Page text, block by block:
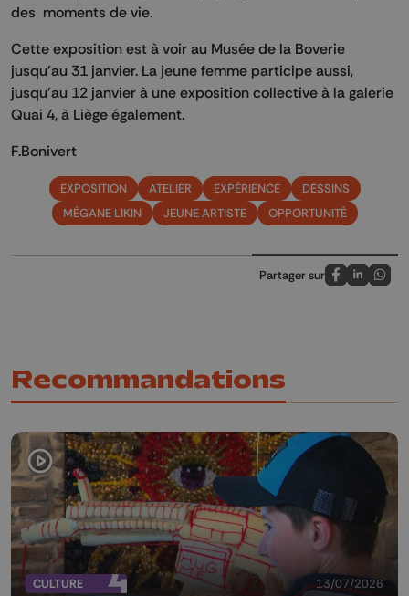
des moments de vie.
Cette exposition est à voir au Musée de la Boverie
jusqu’au 31 janvier. La jeune femme participe aussi,
jusqu’au 12 janvier à une exposition collective à la galerie
Quai 4, à Liège également.
F.Bonivert
EXPOSITION ATELIER EXPÉRIENCE
DESSINS
MÉGANE LIKIN
JEUNE ARTISTE OPPORTUNITÉ
Partager sur
Partagez sur
Partagez
Recommandations
CULTURE 13/07/2026